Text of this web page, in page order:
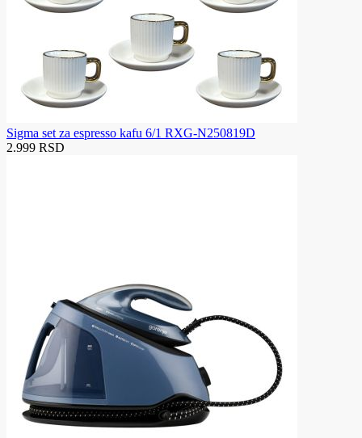
Sigma set za espresso kafu 6/1 RXG-N250819D
2.999 RSD